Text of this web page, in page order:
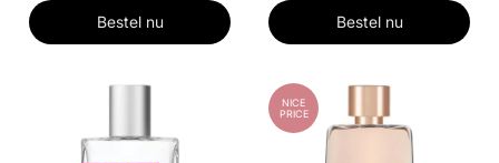
Bestel nu Bestel nu
NICE
PRICE